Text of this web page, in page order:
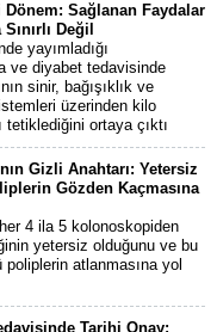
Dönem: Sağlanan Faydalar
Değil
yayımladığı
ve diyabet tedavisinde
sinir, bağışıklık ve
üzerinden kilo
tetiklediğini ortaya çıktı
Gizli Anahtarı: Yetersiz
Gözden Kaçmasına
4 ila 5 kolonoskopiden
yetersiz olduğunu ve bu
atlanmasına yol
Tarihi Onay: